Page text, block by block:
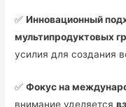
✅Инновационный
мультипродуктовых
усилия для создания
✅Фокус на
внимание уделяется